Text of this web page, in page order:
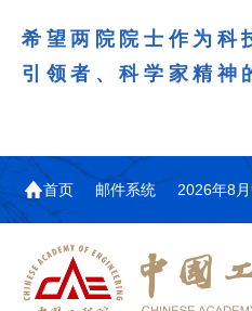
希望两院院士作为科
引领者、科学家精神
首页 邮件系统 2026年8